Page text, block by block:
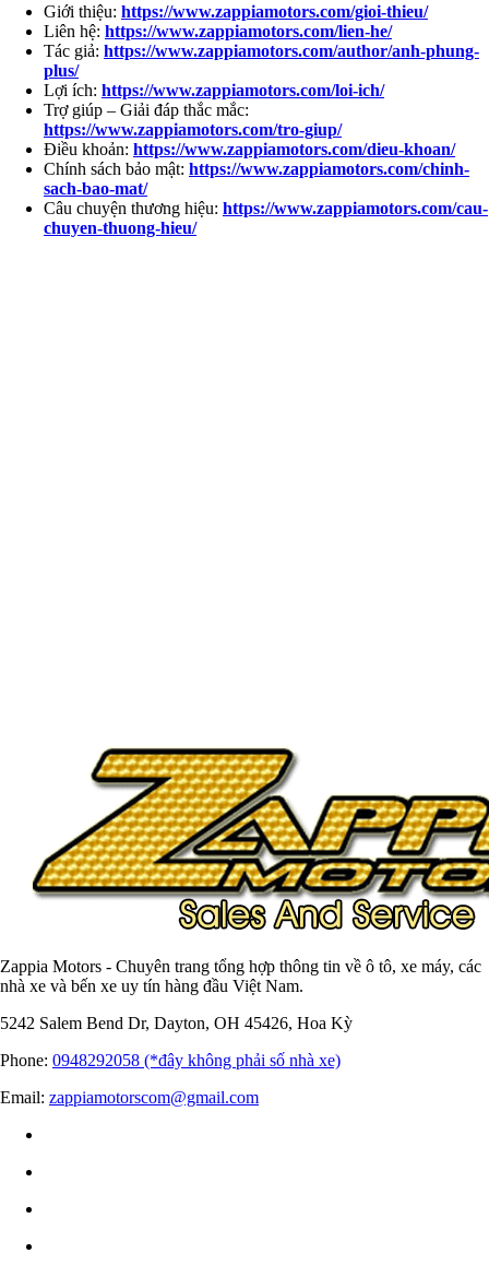
Giới thiệu: https://www.zappiamotors.com/gioi-thieu/
Liên hệ: https://www.zappiamotors.com/lien-he/
Tác giả: https://www.zappiamotors.com/author/anh-phung-
plus/
Lợi ích: https://www.zappiamotors.com/loi-ich/
Trợ giúp – Giải đáp thắc mắc:
https://www.zappiamotors.com/tro-giup/
Điều khoản: https://www.zappiamotors.com/dieu-khoan/
Chính sách bảo mật: https://www.zappiamotors.com/chinh-
sach-bao-mat/
Câu chuyện thương hiệu: https://www.zappiamotors.com/cau-
chuyen-thuong-hieu/
Zappia Motors - Chuyên trang tổng hợp thông tin về ô tô, xe máy, các
nhà xe và bến xe uy tín hàng đầu Việt Nam.
5242 Salem Bend Dr, Dayton, OH 45426, Hoa Kỳ
Phone: 0948292058 (*đây không phải số nhà xe)
Email: zappiamotorscom@gmail.com